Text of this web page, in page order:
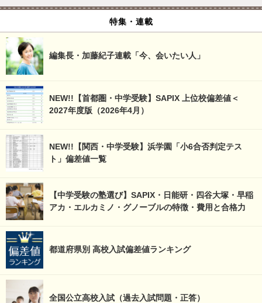
特集・連載
編集長・加藤紀子連載「今、会いたい人」
NEW!!【首都圏・中学受験】SAPIX 上位校偏差値＜
2027年度版（2026年4月）
NEW!!【関西・中学受験】浜学園「小6合否判定テス
ト」偏差値一覧
【中学受験の塾選び】SAPIX・日能研・四谷大塚・早稲
アカ・エルカミノ・グノーブルの特徴・費用と合格力
都道府県別 高校入試偏差値ランキング
全国公立高校入試（過去入試問題・正答）